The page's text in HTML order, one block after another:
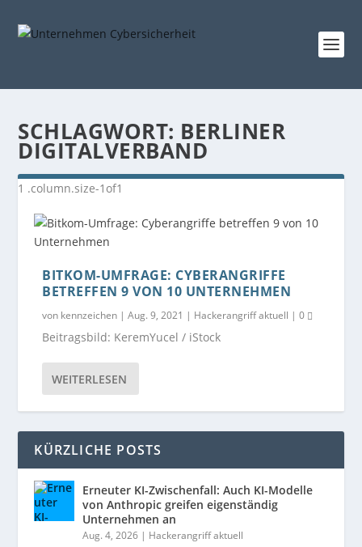
SCHLAGWORT: BERLINER
DIGITALVERBAND
BITKOM-UMFRAGE: CYBERANGRIFFE
BETREFFEN 9 VON 10 UNTERNEHMEN
von kennzeichen |Aug. 9, 2021 | Hackerangriff aktuell |0
Beitragsbild: KeremYucel / iStock
WEITERLESEN
KÜRZLICHE POSTS
Erneuter KI-Zwischenfall: Auch KI-Modelle
von Anthropic greifen eigenständig
Unternehmen an
Aug. 4, 2026 | Hackerangriff aktuell